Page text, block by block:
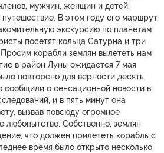
мужчин, женщин и детей,
В этом году его маршрут
экскурсию по планетам
посетят кольца Сатурна и три
корабли землян вылететь нам
в район Луны ожидается 7 мая
повторено для верности десять
сообщили о сенсационной новости в
и в пять минут она
вызвав повсюду огромное
любопытство. Собственно, землян
что должен прилететь корабль с
время было открыто несколько